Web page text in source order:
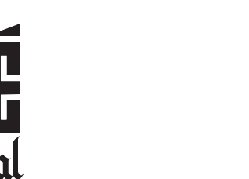
ENTRETENIMIENTO